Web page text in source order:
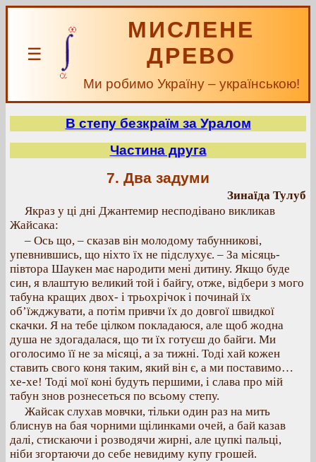
☰
МИСЛЕНЕ
ДРЕВО
Ми робимо Україну – українською!
В степу безкраїм за Уралом
Частина друга
7. Два задуми
Зинаїда Тулуб
Якраз у ці дні Джантемир несподівано викликав
Жайсака:
– Ось що, – сказав він молодому табунникові,
упевнившись, що ніхто їх не підслухує. – За місяць-
півтора Шаукен має народити мені дитину. Якщо буде
син, я влаштую великий той і байгу, отже, відбери з мого
табуна кращих двох- і трьохрічок і починай їх
об’їжджувати, а потім привчи їх до довгої швидкої
скачки. Я на тебе цілком покладаюся, але щоб жодна
душа не здогадалася, що ти їх готуєш до байги. Ми
оголосимо її не за місяці, а за тижні. Тоді хай кожен
ставить свого коня таким, який він є, а ми поставимо…
хе-хе! Тоді мої коні будуть першими, і слава про мій
табун знов рознесеться по всьому степу.
Жайсак слухав мовчки, тільки один раз на мить
блиснув на бая чорними щілинками очей, а бай казав
далі, стискаючи і розводячи жирні, але цупкі пальці,
ніби згортаючи до себе невидиму купу грошей.